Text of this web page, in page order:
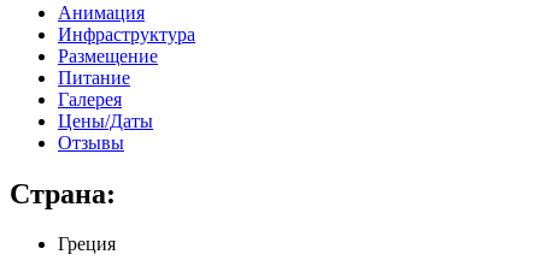
Анимация
Инфраструктура
Размещение
Питание
Галерея
Цены/Даты
Отзывы
Cтрана:
Греция